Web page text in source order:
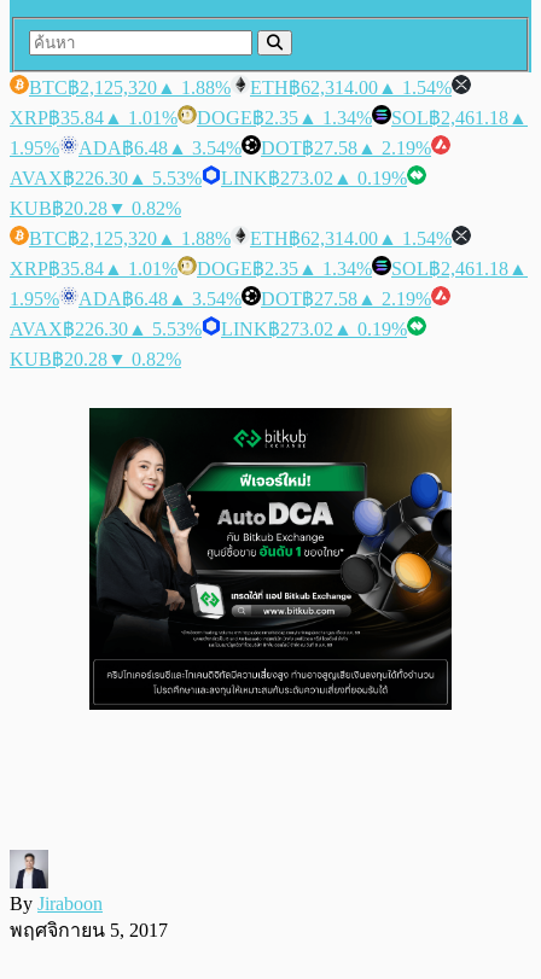
BTC฿2,125,320 ▲ 1.88% ETH฿62,314.00 ▲ 1.54%
XRP฿35.84 ▲ 1.01% DOGE฿2.35 ▲ 1.34% SOL฿2,461.18 ▲
1.95%
ADA฿6.48 ▲ 3.54% DOT฿27.58 ▲ 2.19%
AVAX฿226.30 ▲ 5.53% LINK฿273.02 ▲ 0.19%
KUB฿20.28▼ 0.82%
BTC฿2,125,320 ▲ 1.88% ETH฿62,314.00 ▲ 1.54%
XRP฿35.84 ▲ 1.01% DOGE฿2.35 ▲ 1.34% SOL฿2,461.18 ▲
1.95%
ADA฿6.48 ▲ 3.54% DOT฿27.58 ▲ 2.19%
AVAX฿226.30 ▲ 5.53% LINK฿273.02 ▲ 0.19%
KUB฿20.28▼ 0.82%
By Jiraboon
พฤศจิกายน 5, 2017